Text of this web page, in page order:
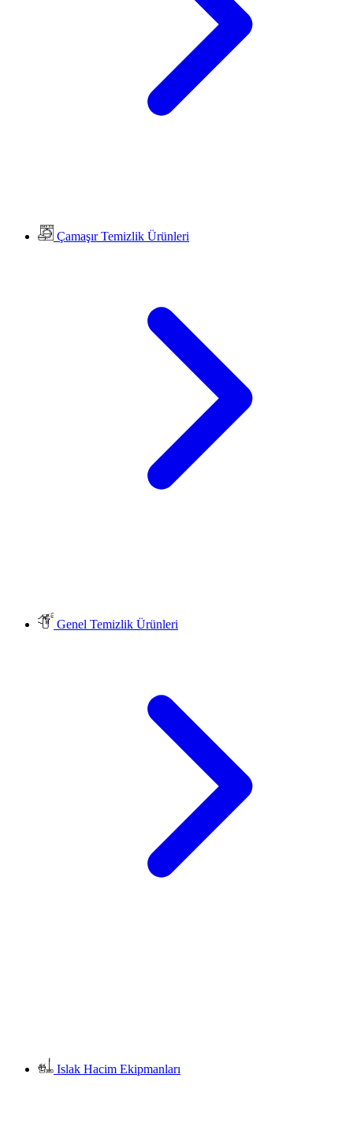
Çamaşır Temizlik Ürünleri
Genel Temizlik Ürünleri
Islak Hacim Ekipmanları